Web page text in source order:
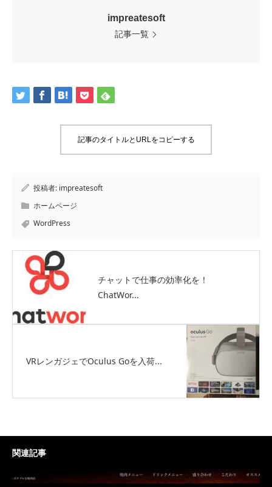
impreatesoft
記事一覧
記事のタイトルとURLをコピーする
投稿者: impreatesoft
ホームページ
WordPress
チャットで仕事の効率化を！
ChatWor...
VRレンガジェでOculus Goを入荷...
関連記事